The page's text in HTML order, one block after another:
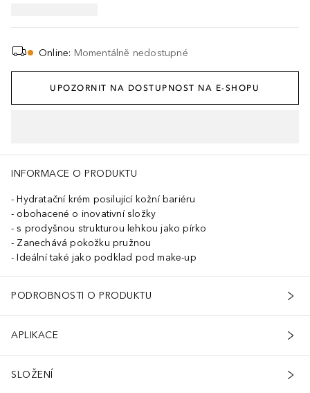
Online: Momentálně nedostupné
UPOZORNIT NA DOSTUPNOST NA E-SHOPU
INFORMACE O PRODUKTU
Hydratační krém posilující kožní bariéru
obohacené o inovativní složky
s prodyšnou strukturou lehkou jako pírko
Zanechává pokožku pružnou
Ideální také jako podklad pod make-up
PODROBNOSTI O PRODUKTU
APLIKACE
SLOŽENÍ